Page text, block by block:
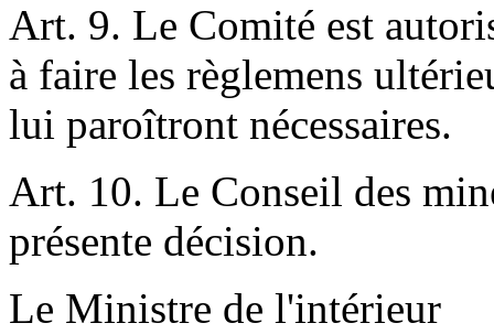
Art. 9. Le Comité est
à faire les règlemens
lui paroîtront nécessaires.
Art. 10. Le Conseil des
présente décision.
Le Ministre de l'intérieur